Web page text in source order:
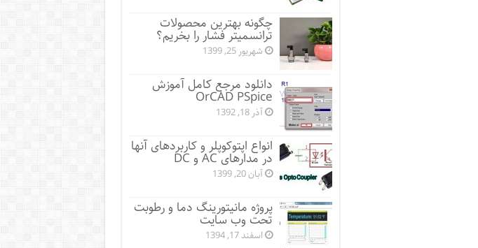
چگونه بهترین محصولات
ترانسمیتر فشار را بخریم؟
شهریور 25, 1399
دانلود مرجع کامل آموزش
OrCAD PSpice
آذر 18, 1392
انواع اپتوکوپلر و کاربردهای آنها
در مدارهای AC و DC
آبان 20, 1399
پروژه مانيتورينگ دما و رطوبت
تحت وب سایت
اسفند 17, 1394